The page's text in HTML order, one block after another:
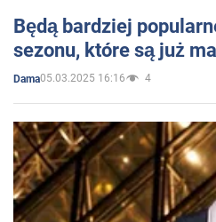
Będą bardziej
sezonu, które są już
Dama05.03.2025 16:16 4